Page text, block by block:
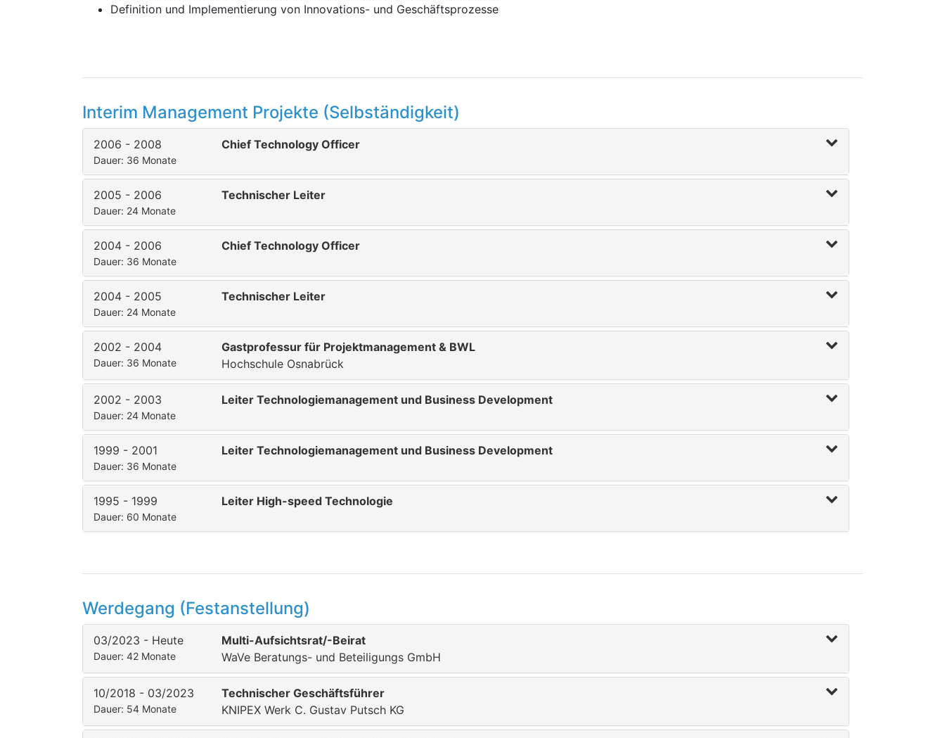
Definition und Implementierung von Innovations- und Geschäftsprozesse
Interim Management Projekte (Selbständigkeit)
2006 - 2008
Dauer: 36 Monate
Chief Technology Officer
2005 - 2006
Dauer: 24 Monate
Technischer Leiter
2004 - 2006
Dauer: 36 Monate
Chief Technology Officer
2004 - 2005
Dauer: 24 Monate
Technischer Leiter
2002 - 2004
Dauer: 36 Monate
Gastprofessur für Projektmanagement & BWL
Hochschule Osnabrück
2002 - 2003
Dauer: 24 Monate
Leiter Technologiemanagement und Business Development
1999 - 2001
Dauer: 36 Monate
Leiter Technologiemanagement und Business Development
1995 - 1999
Dauer: 60 Monate
Leiter High-speed Technologie
Werdegang (Festanstellung)
03/2023 - Heute
Dauer: 42 Monate
Multi-Aufsichtsrat/-Beirat
WaVe Beratungs- und Beteiligungs GmbH
10/2018 - 03/2023
Dauer: 54 Monate
Technischer Geschäftsführer
KNIPEX Werk C. Gustav Putsch KG